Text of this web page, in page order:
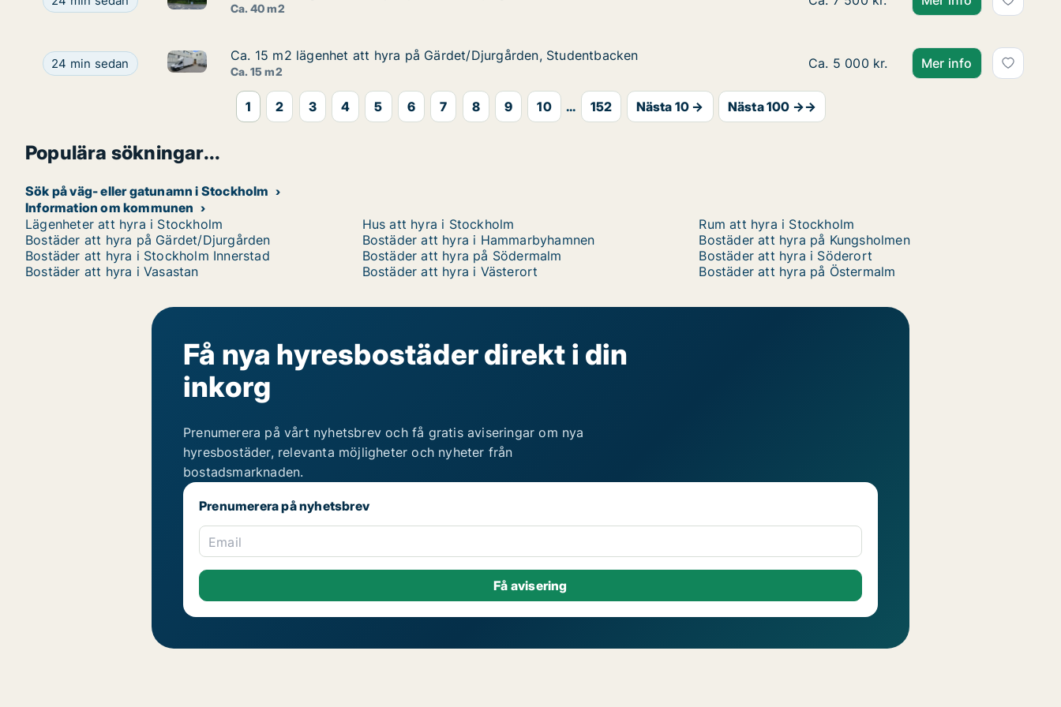
Ca. 40 m2
Ca. 15 m2 lägenhet att hyra på Gärdet/Djurgården, Studentbacken
24 min sedan Ca. 15 m2 lägenhet att hyra på Gärdet/Djurgården, Studentbacken
Ca. 15 m2 lägenhet att hyra på Gärdet/Djurgården, Studentbacken
Ca. 15 m2 lägenhet att hyra på Gärdet/Djurgården, Studentbacken
Ca. 15 m2
Ca. 15 m2 lägenhet att hyra på Gärdet/
Ca. 5 000 kr. Mer info
1 2 3 4 5 6 7 8 9 10 ... 152 Nästa 10 → Nästa 100 →→
Populära sökningar...
Sök på väg- eller gatunamn i Stockholm
Information om kommunen
Lägenheter att hyra i Stockholm
Hus att hyra i Stockholm
Rum att hyra i Stockholm
Bostäder att hyra på Gärdet/Djurgården
Bostäder att hyra i Hammarbyhamnen
Bostäder att hyra på Kungsholmen
Bostäder att hyra i Stockholm Innerstad
Bostäder att hyra på Södermalm
Bostäder att hyra i Söderort
Bostäder att hyra i Vasastan
Bostäder att hyra i Västerort Bostäder att hyra på Östermalm
Få nya hyresbostäder direkt i din
inkorg
Prenumerera på vårt nyhetsbrev och få gratis aviseringar om nya
hyresbostäder, relevanta möjligheter och nyheter från
bostadsmarknaden.
Prenumerera på nyhetsbrev
Email